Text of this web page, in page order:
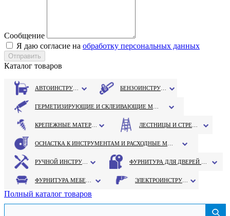
Сообщение
Я даю согласие на обработку персональных данных
Каталог товаров
Полный каталог товаров